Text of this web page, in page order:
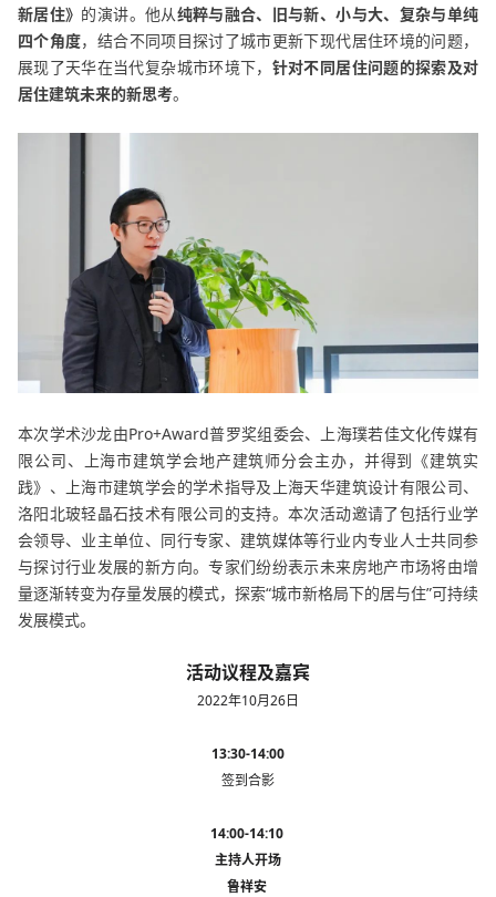
新居住》 的演讲。他从纯粹与融合、旧与新、小与大、复杂与单纯
四个角度，结合不同项目探讨了城市更新下现代居住环境的问题，
展现了天华在当代复杂城市环境下， 针对不同居住问题的探索及对
居住建筑未来的新思考。
本次学术沙龙由Pro+Award普罗奖组委会、上海璞若佳文化传媒有
限公司、上海市建筑学会地产建筑师分会主办，并得到《建筑实
践》、上海市建筑学会的学术指导及上海天华建筑设计有限公司、
洛阳北玻轻晶石技术有限公司的支持。本次活动邀请了包括行业学
会领导、业主单位、同行专家、建筑媒体等行业内专业人士共同参
与探讨行业发展的新方向。专家们纷纷表示未来房地产市场将由增
量逐渐转变为存量发展的模式，探索“城市新格局下的居与住”可持续
发展模式。
活动议程及嘉宾
2022年10月26日
13:30-14:00
签到合影
14:00-14:10
主持人开场
鲁祥安